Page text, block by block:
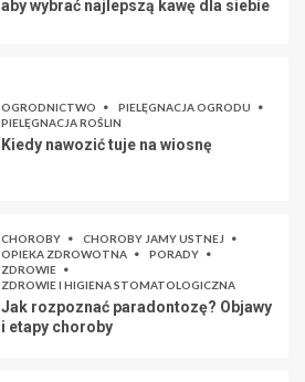
aby wybrać najlepszą kawę dla siebie
OGRODNICTWO
PIELĘGNACJA OGRODU
PIELĘGNACJA ROŚLIN
Kiedy nawozić tuje na wiosnę
CHOROBY
CHOROBY JAMY USTNEJ
OPIEKA ZDROWOTNA
PORADY
ZDROWIE
ZDROWIE I HIGIENA STOMATOLOGICZNA
Jak rozpoznać paradontozę? Objawy
i etapy choroby